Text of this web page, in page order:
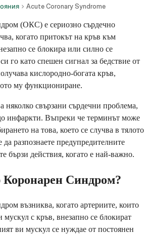
Acute Coronary Syndrome
(ОКС) е сериозно сърдечно
когато притокът на кръв към
се блокира или силно се
го като спешен сигнал за бедствие от
кислородно-богата кръв,
му функциониране.
няколко свързани сърдечни проблема,
инфаркти. Въпреки че терминът може
на това, което се случва в тялото
разпознаете предупредителните
бързи действия, когато е най-важно.
Синдром?
възниква, когато артериите, които
мускул с кръв, внезапно се блокират
ви мускул се нуждае от постоянен